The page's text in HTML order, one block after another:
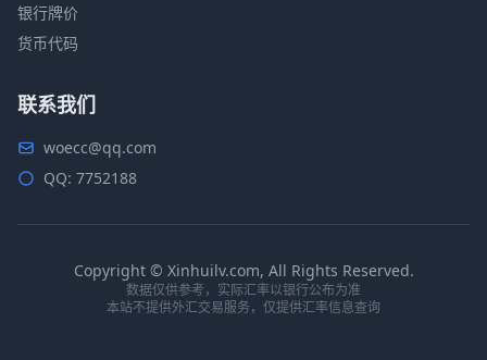
银行牌价
货币代码
联系我们
woecc@qq.com
QQ: 7752188
Copyright © Xinhuilv.com, All Rights Reserved.
数据仅供参考，实际汇率以银行公布为准
本站不提供外汇交易服务，仅提供汇率信息查询